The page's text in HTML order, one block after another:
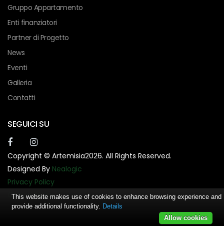
Gruppo Appartamento
Enti finanziatori
Partner di Progetto
News
Eventi
Galleria
Contatti
SEGUICI SU
Copyright © Artemisia2026. All Rights Reserved.
Designed By Nealogic
Privacy Policy
Cookie Policy
This website makes use of cookies to enhance browsing experience and
provide additional functionality. Details
Allow cookies